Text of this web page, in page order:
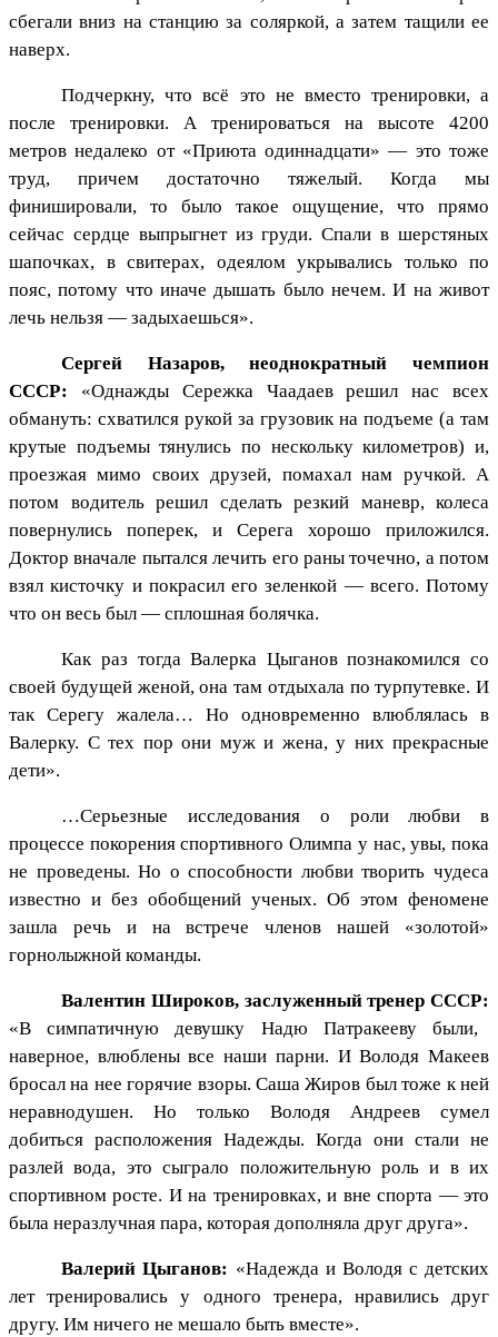
сбегали вниз на станцию за соляркой, а затем тащили ее
наверх.
Подчеркну, что всё это не вместо тренировки, а
после тренировки. А тренироваться на высоте 4200
метров недалеко от «Приюта одиннадцати» — это тоже
труд, причем достаточно тяжелый. Когда мы
финишировали, то было такое ощущение, что прямо
сейчас сердце выпрыгнет из груди. Спали в шерстяных
шапочках, в свитерах, одеялом укрывались только по
пояс, потому что иначе дышать было нечем. И на живот
лечь нельзя — задыхаешься».
Сергей Назаров, неоднократный чемпион
СССР: «Однажды Сережка Чаадаев решил нас всех
обмануть: схватился рукой за грузовик на подъеме (а там
крутые подъемы тянулись по нескольку километров) и,
проезжая мимо своих друзей, помахал нам ручкой. А
потом водитель решил сделать резкий маневр, колеса
повернулись поперек, и Серега хорошо приложился.
Доктор вначале пытался лечить его раны точечно, а потом
взял кисточку и покрасил его зеленкой — всего. Потому
что он весь был — сплошная болячка.
Как раз тогда Валерка Цыганов познакомился со
своей будущей женой, она там отдыхала по турпутевке. И
так Серегу жалела… Но одновременно влюблялась в
Валерку. С тех пор они муж и жена, у них прекрасные
дети».
…Серьезные исследования о роли любви в
процессе покорения спортивного Олимпа у нас, увы, пока
не проведены. Но о способности любви творить чудеса
известно и без обобщений ученых. Об этом феномене
зашла речь и на встрече членов нашей «золотой»
горнолыжной команды.
Валентин Широков, заслуженный тренер СССР:
«В симпатичную девушку Надю Патракееву были,
наверное, влюблены все наши парни. И Володя Макеев
бросал на нее горячие взоры. Саша Жиров был тоже к ней
неравнодушен. Но только Володя Андреев сумел
добиться расположения Надежды. Когда они стали не
разлей вода, это сыграло положительную роль и в их
спортивном росте. И на тренировках, и вне спорта — это
была неразлучная пара, которая дополняла друг друга».
Валерий Цыганов: «Надежда и Володя с детских
лет тренировались у одного тренера, нравились друг
другу. Им ничего не мешало быть вместе».